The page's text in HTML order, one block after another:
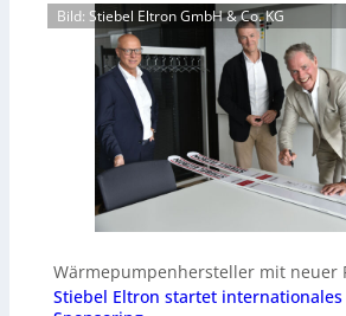
Bild: Stiebel Eltron GmbH & Co. KG
Wärmepumpenhersteller mit neuer
Stiebel Eltron startet